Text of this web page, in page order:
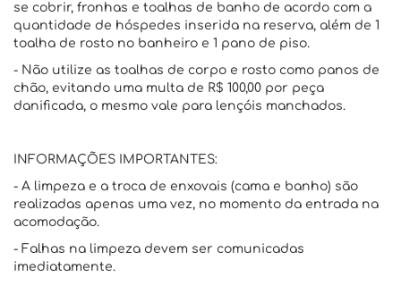
se cobrir, fronhas e toalhas de banho de acordo com a
quantidade de hóspedes inserida na reserva, além de 1
toalha de rosto no banheiro e 1 pano de piso.
- Não utilize as toalhas de corpo e rosto como panos de
chão, evitando uma multa de R$ 100,00 por peça
danificada, o mesmo vale para lençóis manchados.
INFORMAÇÕES IMPORTANTES:
- A limpeza e a troca de enxovais (cama e banho) são
realizadas apenas uma vez, no momento da entrada na
acomodação.
- Falhas na limpeza devem ser comunicadas
imediatamente.